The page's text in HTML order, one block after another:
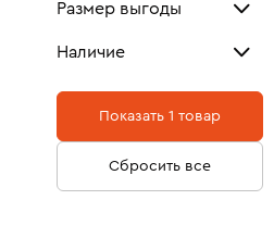
Размер выгоды
Наличие
Показать 1 товар
Сбросить все